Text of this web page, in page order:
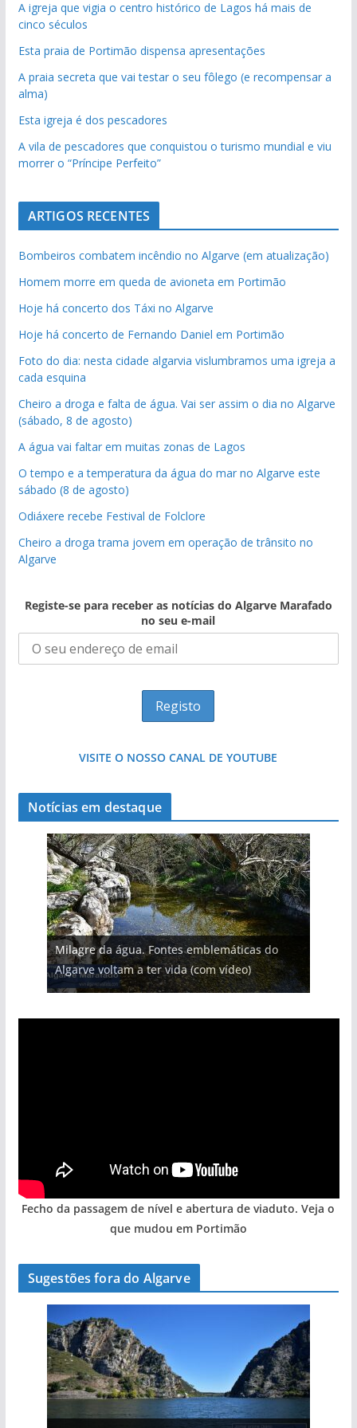
A igreja que vigia o centro histórico de Lagos há mais de
cinco séculos
Esta praia de Portimão dispensa apresentações
A praia secreta que vai testar o seu fôlego (e recompensar a
alma)
Esta igreja é dos pescadores
A vila de pescadores que conquistou o turismo mundial e viu
morrer o “Príncipe Perfeito”
ARTIGOS RECENTES
Bombeiros combatem incêndio no Algarve (em atualização)
Homem morre em queda de avioneta em Portimão
Hoje há concerto dos Táxi no Algarve
Hoje há concerto de Fernando Daniel em Portimão
Foto do dia: nesta cidade algarvia vislumbramos uma igreja a
cada esquina
Cheiro a droga e falta de água. Vai ser assim o dia no Algarve
(sábado, 8 de agosto)
A água vai faltar em muitas zonas de Lagos
O tempo e a temperatura da água do mar no Algarve este
sábado (8 de agosto)
Odiáxere recebe Festival de Folclore
Cheiro a droga trama jovem em operação de trânsito no
Algarve
Registe-se para receber as notícias do Algarve Marafado
no seu e-mail
VISITE O NOSSO CANAL DE YOUTUBE
Notícias em destaque
Milagre da água. Fontes emblemáticas do
Algarve voltam a ter vida (com vídeo)
Fecho da passagem de nível e abertura de viaduto. Veja o
que mudou em Portimão
Sugestões fora do Algarve
A aldeia mais portuguesa de Portugal (com